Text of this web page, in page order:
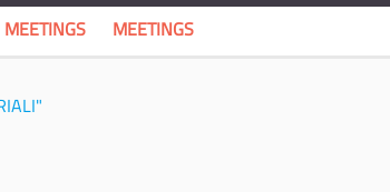
MEETINGS MEETINGS